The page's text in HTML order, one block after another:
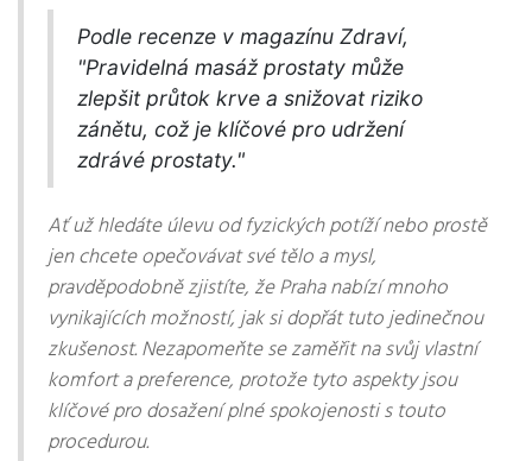
Podle recenze v magazínu Zdraví,
"Pravidelná masáž prostaty může
zlepšit průtok krve a snižovat riziko
zánětu, což je klíčové pro udržení
zdrávé prostaty."
Ať už hledáte úlevu od fyzických potíží nebo prostě
jen chcete opečovávat své tělo a mysl,
pravděpodobně zjistíte, že Praha nabízí mnoho
vynikajících možností, jak si dopřát tuto jedinečnou
zkušenost. Nezapomeňte se zaměřit na svůj vlastní
komfort a preference, protože tyto aspekty jsou
klíčové pro dosažení plné spokojenosti s touto
procedurou.